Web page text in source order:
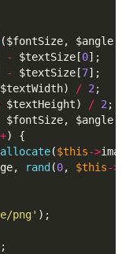
($fontSize,
- $textSize[0];
- $textSize[7];
$textWidth) / 2 ;
$textHeight) / 2 ;
$fontSize,
) {
($this->
rand(0, $this->
png' );